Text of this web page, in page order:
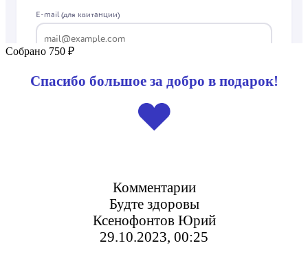
Собрано 750 ₽
Спасибо большое за добро в подарок!
Комментарии
Будте здоровы
Ксенофонтов Юрий
29.10.2023, 00:25